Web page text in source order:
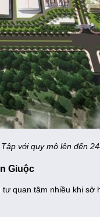
với quy mô lên đến
Giuộc
quan tâm nhiều khi sở